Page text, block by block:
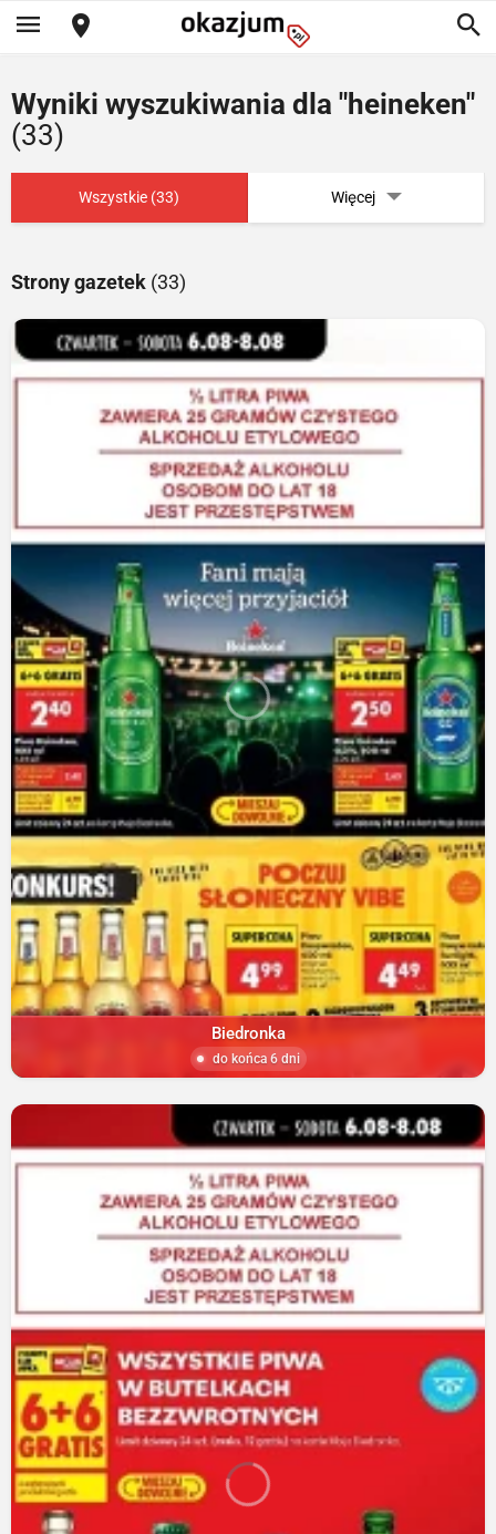
Wyniki wyszukiwania dla "heineken"
(33)
Wszystkie (33) Więcej
Strony gazetek (33)
Biedronka
do końca 6 dni